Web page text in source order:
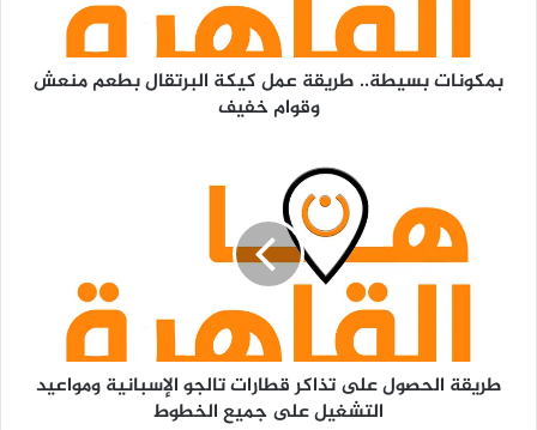
خفيف
بمكونات بسيطة.. طريقة عمل كيكة البرتقال بطعم منعش
وقوام خفيف
قطارات
التشغيل
علىطريقة الحصول على تذاكر قطارات تالجو الإسبانية ومواعيد
التشغيل على جميع الخطوط